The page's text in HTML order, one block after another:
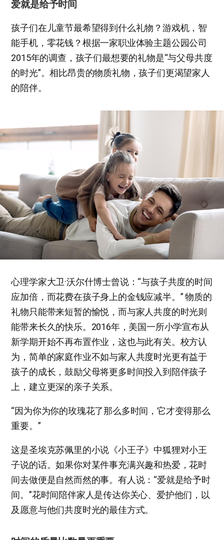
爱就是给予时间
孩子们在儿童节最希望得到什么礼物？游戏机，智
能手机，零花钱？根据一家职业体验主题公园公司
2015年的调查，孩子们最想要的礼物是“与父母共度
的时光”。相比昂贵的物质礼物，孩子们更渴望家人
的陪伴。
心理学家大卫·沃尔什博士曾说：“与孩子共度的时间
应加倍，而花费在孩子身上的金钱应减半。” 物质的
礼物只能带来短暂的愉悦，而与家人共度的时光则
能带来长久的快乐。2016年，美国一所小学宣布从
新学期开始不再布置作业，这也与此有关。校方认
为，简单的家庭作业不如与家人共度时光更有益于
孩子的成长，鼓励父母将更多时间投入到陪伴孩子
上，建立更深的亲子关系。
“因为你为你的玫瑰花了那么多时间，它才变得那么
重要。”
这是圣埃克苏佩里的小说《小王子》中狐狸对小王
子说的话。如果你对某件事充满兴趣和热爱，花时
间去做便是自然而然的事。有人说：“爱就是给予时
间。”花时间陪伴家人是传达你关心、爱护他们，以
及愿意与他们共度时光的最佳方式。